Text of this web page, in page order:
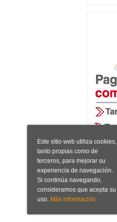
Este sitio web utiliza cookies,
tanto propias como de
terceros, para mejorar su
experiencia de navegación.
Si continúa navegando,
consideramos que acepta su
uso. Más información